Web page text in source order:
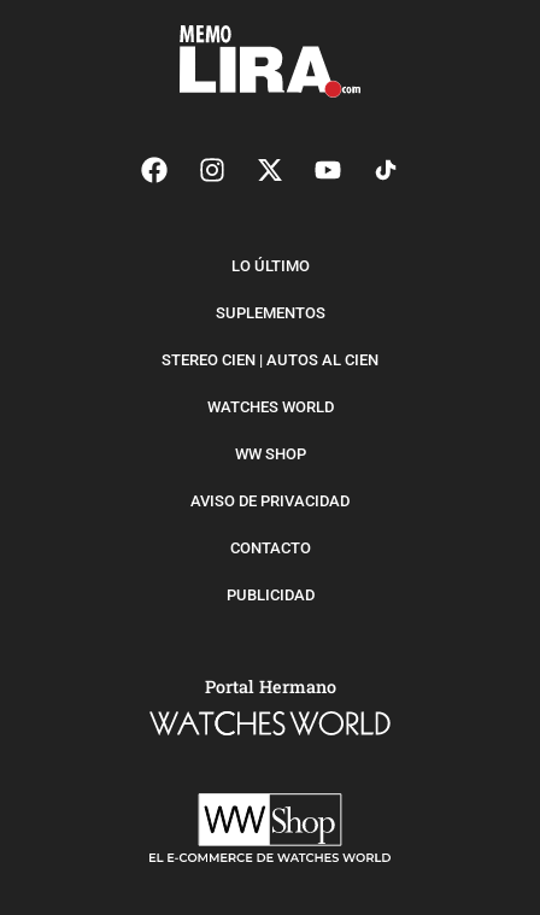
LO ÚLTIMO
SUPLEMENTOS
STEREO CIEN | AUTOS AL CIEN
WATCHES WORLD
WW SHOP
AVISO DE PRIVACIDAD
CONTACTO
PUBLICIDAD
Portal Hermano